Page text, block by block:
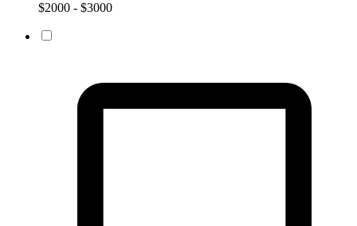
$2000 - $3000